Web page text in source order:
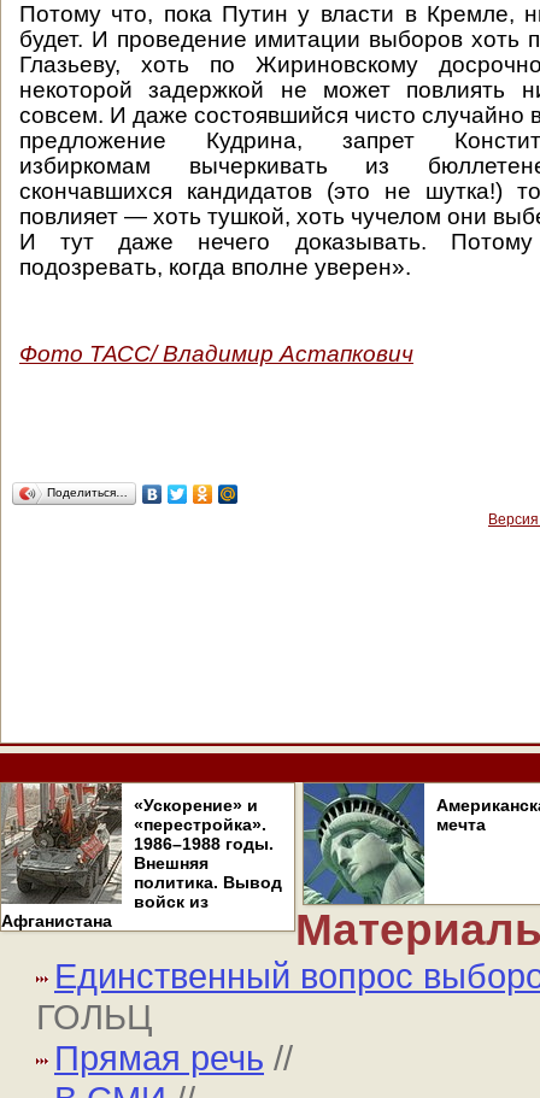
Потому что, пока Путин у власти в Кремле,
будет. И проведение имитации выборов хоть
Глазьеву, хоть по Жириновскому
некоторой задержкой не может повлиять
совсем. И даже состоявшийся чисто случайно
предложение Кудрина, запрет
избиркомам вычеркивать из
скончавшихся кандидатов (это не шутка!)
повлияет — хоть тушкой, хоть чучелом они
И тут даже нечего доказывать. Потому
подозревать, когда вполне уверен».
Фото ТАСС/ Владимир Астапкович
Поделиться…
«Ускорение» и
«перестройка».
1986–1988 годы.
Внешняя
политика. Вывод
войск из
Афганистана
мечта
Единственный вопрос
ГОЛЬЦ
Прямая речь //